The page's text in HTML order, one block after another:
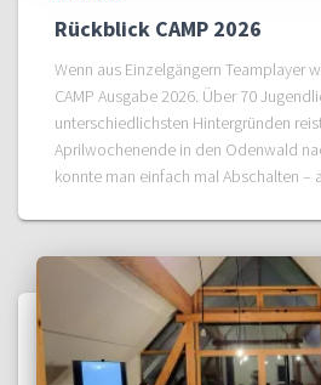
Rückblick CAMP 2026
Wenn aus Einzelgängern Teamplayer
CAMP Ausgabe 2026. Über 70
unterschiedlichsten Hintergründen
Aprilwochenende in den Odenwald
konnte man einfach mal Abschalten –